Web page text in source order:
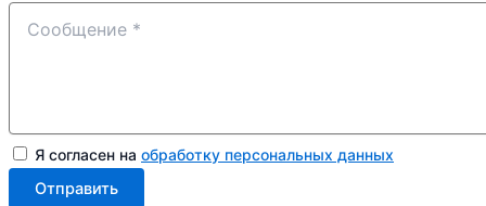
Я согласен на обработку персональных данных
Отправить